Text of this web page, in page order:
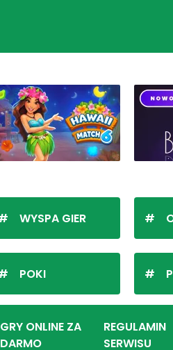
WYSPA GIER
POKI
GRY ONLINE ZA
DARMO
REGULAMIN
SERWISU